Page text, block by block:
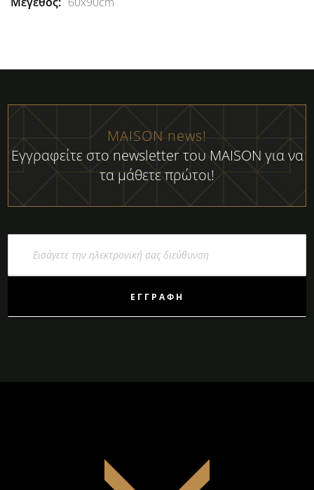
MAISON news!
Εγγραφείτε στο newsletter του MAISON για να
τα μάθετε πρώτοι!
ΕΓΓΡΑΦΉ